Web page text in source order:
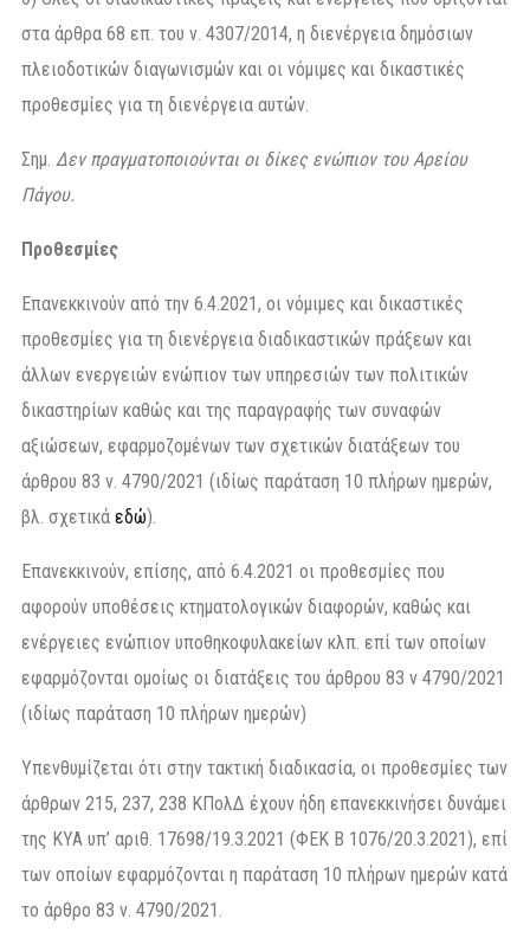
στα άρθρα 68 επ. του ν. 4307/2014, η διενέργεια δημόσιων
πλειοδοτικών διαγωνισμών και οι νόμιμες και δικαστικές
προθεσμίες για τη διενέργεια αυτών.
Σημ. Δεν πραγματοποιούνται οι δίκες ενώπιον του Αρείου
Πάγου.
Προθεσμίες
Επανεκκινούν από την 6.4.2021, οι νόμιμες και δικαστικές
προθεσμίες για τη διενέργεια διαδικαστικών πράξεων και
άλλων ενεργειών ενώπιον των υπηρεσιών των πολιτικών
δικαστηρίων καθώς και της παραγραφής των συναφών
αξιώσεων, εφαρμοζομένων των σχετικών διατάξεων του
άρθρου 83 ν. 4790/2021 (ιδίως παράταση 10 πλήρων ημερών,
βλ. σχετικά εδώ).
Επανεκκινούν, επίσης, από 6.4.2021 οι προθεσμίες που
αφορούν υποθέσεις κτηματολογικών διαφορών, καθώς και
ενέργειες ενώπιον υποθηκοφυλακείων κλπ. επί των οποίων
εφαρμόζονται ομοίως οι διατάξεις του άρθρου 83 ν 4790/2021
(ιδίως παράταση 10 πλήρων ημερών)
Υπενθυμίζεται ότι στην τακτική διαδικασία, οι προθεσμίες των
άρθρων 215, 237, 238 ΚΠολΔ έχουν ήδη επανεκκινήσει δυνάμει
της ΚΥΑ υπ’ αριθ. 17698/19.3.2021 (ΦΕΚ Β 1076/20.3.2021), επί
των οποίων εφαρμόζονται η παράταση 10 πλήρων ημερών κατά
το άρθρο 83 ν. 4790/2021.